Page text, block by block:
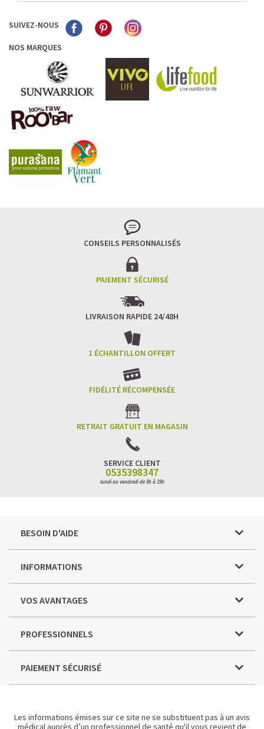
SUIVEZ-NOUS
NOS MARQUES
CONSEILS PERSONNALISÉS
PAIEMENT SÉCURISÉ
LIVRAISON RAPIDE 24/48H
1 ÉCHANTILLON OFFERT
FIDÉLITÉ RÉCOMPENSÉE
RETRAIT GRATUIT EN MAGASIN
SERVICE CLIENT
0535398347
lundi au vendredi de 9h à 19h
BESOIN D'AIDE
INFORMATIONS
VOS AVANTAGES
PROFESSIONNELS
PAIEMENT SÉCURISÉ
Les informations émises sur ce site ne se substituent pas à un avis
médical auprès d’un professionnel de santé qu'il vous revient de